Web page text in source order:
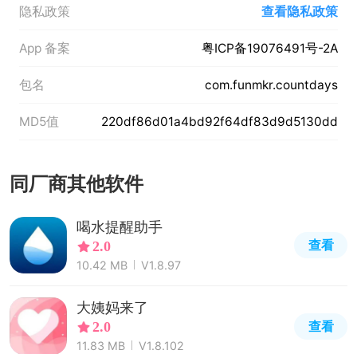
隐私政策 查看隐私政策
App 备案 粤ICP备19076491号-2A
包名 com.funmkr.countdays
MD5值 220df86d01a4bd92f64df83d9d5130dd
同厂商其他软件
喝水提醒助手
2.0
10.42 MB V1.8.97
查看
大姨妈来了
2.0
11.83 MB V1.8.102
查看